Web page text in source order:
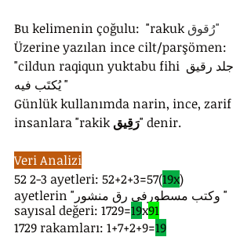
Bu kelimenin çoğulu:  "rakuk
رُقوق"
Üzerine yazılan ince cilt/parşömen:
"cildun raqiqun yuktabu fihi جلد رقيق
يُكتَب فيه "
Günlük kullanımda narin, ince, zarif
insanlara "rakik رَقِيق" denir.
Veri Analizi
52 2-3 ayetleri: 52+2+3=57(19x)
ayetlerin "وكتب مسطورفي رق منشور "
sayısal değeri: 1729=19x91
1729 rakamları: 1+7+2+9=19